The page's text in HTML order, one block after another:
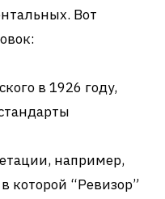
Вот
в 1926 году,
например,
которой “Ревизор”